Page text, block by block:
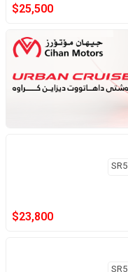
$25,500
SR5
$23,800